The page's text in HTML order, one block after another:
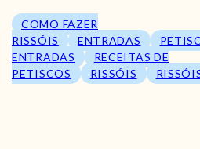
COMO FAZER
RISSÓIS
ENTRADAS
ENTRADAS
RECEITAS DE
PETISCOS
RISSÓIS